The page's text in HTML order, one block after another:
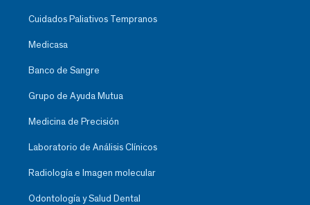
Cuidados Paliativos Tempranos
Medicasa
Banco de Sangre
Grupo de Ayuda Mutua
Medicina de Precisión
Laboratorio de Análisis Clínicos
Radiología e Imagen molecular
Odontología y Salud Dental